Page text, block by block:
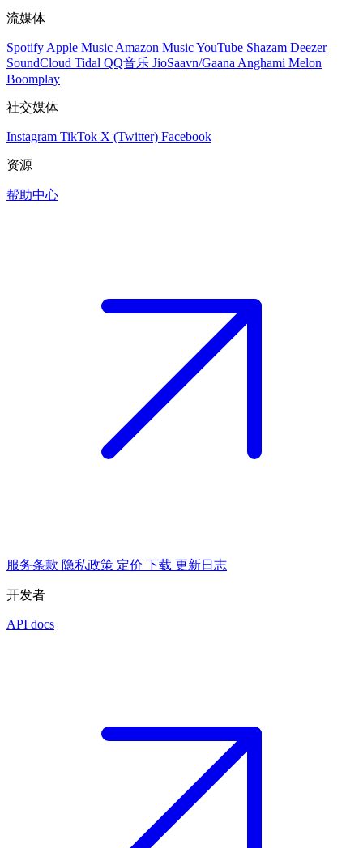
流媒体
Spotify Apple Music Amazon MusicYouTube Shazam Deezer
SoundCloud Tidal QQ音乐 JioSaavn/Gaana Anghami Melon
Boomplay
社交媒体
Instagram TikTok X (Twitter) Facebook
资源
帮助中心
服务条款 隐私政策 定价 下载 更新日志
开发者
API docs